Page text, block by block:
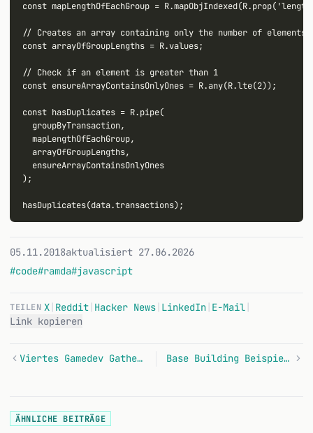
const mapLengthOfEachGroup =
// Creates an array containing only the number of
const arrayOfGroupLengths = R.values;
// Check if an element is greater than 1
const ensureArrayContainsOnlyOnes = R.any(R.lte(2));
const hasDuplicates = R.pipe(
  groupByTransaction,
  mapLengthOfEachGroup,
  arrayOfGroupLengths,
  ensureArrayContainsOnlyOnes
);
05.11.2018aktualisiert 27.06.2026
#code#ramda#javascript
TEILEN X Reddit Hacker News LinkedIn E-Mail
Link kopieren
Viertes Gamedev Gathering Base Building Beispiel - Früher Prototyp
ÄHNLICHE BEITRÄGE